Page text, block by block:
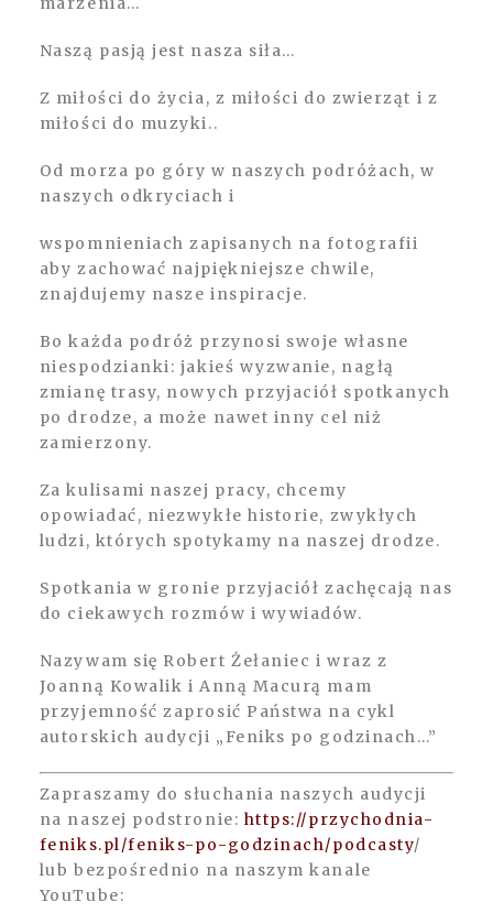
Naszą pasją jest nasza siła…
Z miłości do życia, z miłości do zwierząt i z
miłości do muzyki..
Od morza po góry w naszych podróżach, w
naszych odkryciach i
wspomnieniach zapisanych na fotografii
aby zachować najpiękniejsze chwile,
znajdujemy nasze inspiracje.
Bo każda podróż przynosi swoje własne
niespodzianki: jakieś wyzwanie, nagłą
zmianę trasy, nowych przyjaciół spotkanych
po drodze, a może nawet inny cel niż
zamierzony.
Za kulisami naszej pracy, chcemy
opowiadać, niezwykłe historie, zwykłych
ludzi, których spotykamy na naszej drodze.
Spotkania w gronie przyjaciół zachęcają nas
do ciekawych rozmów i wywiadów.
Nazywam się Robert Żełaniec i wraz z
Joanną Kowalik i Anną Macurą mam
przyjemność zaprosić Państwa na cykl
autorskich audycji „Feniks po godzinach…”
Zapraszamy do słuchania naszych audycji
na naszej podstronie: https://przychodnia-
feniks.pl/feniks-po-godzinach/podcasty/
lub bezpośrednio na naszym kanale
YouTube: